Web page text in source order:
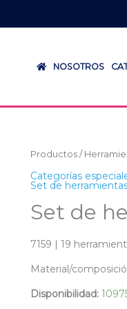
NOSOTROS
Productos /
Categorías
Set de
Set de
7159 | 19
Material/
Disponibilidad: